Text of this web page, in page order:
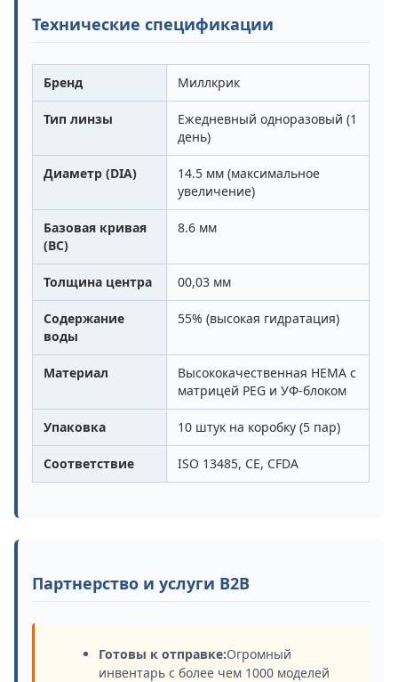
Технические спецификации
Бренд Миллкрик
Тип линзы
Ежедневный одноразовый (1
день)
Диаметр (DIA)
14.5 мм (максимальное
увеличение)
Базовая кривая
(BC)
8.6 мм
Толщина центра 00,03 мм
Содержание
воды
55% (высокая гидратация)
Материал
Высококачественная HEMA с
матрицей PEG и УФ-блоком
Упаковка 10 штук на коробку (5 пар)
Соответствие ISO 13485, CE, CFDA
Партнерство и услуги B2B
Готовы к отправке:Огромный
инвентарь с более чем 1000 моделей